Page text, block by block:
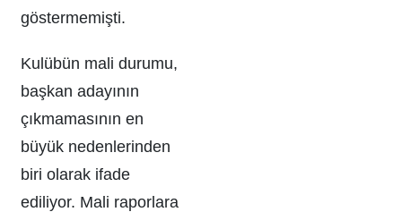
göstermemişti.
Kulübün mali durumu,
başkan adayının
çıkmamasının en
büyük nedenlerinden
biri olarak ifade
ediliyor. Mali raporlara